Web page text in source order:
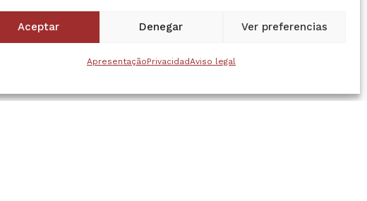
Aceptar Denegar Ver preferencias
ApresentaçãoPrivacidadAviso legal